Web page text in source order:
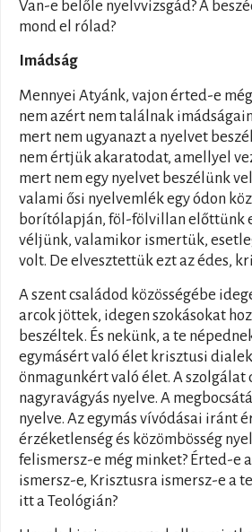
Van-e belőle nyelvvizsgád? A
mond el rólad?
Imádság
Mennyei Atyánk, vajon érted-e
nem azért nem találnak
mert nem ugyanazt a nyelvet
nem értjük akaratodat, amellyel
mert nem egy nyelvet beszélünk
valami ősi nyelvemlék egy ódon
borítólapján, föl-fölvillan előttünk
véljünk, valamikor ismertük,
volt. De elvesztettük ezt az édes,
A szent családod közösségébe
arcok jöttek, idegen szokásokat
beszéltek. És nekünk, a te
egymásért való élet krisztusi
önmagunkért való élet. A
nagyravágyás nyelve. A
nyelve. Az egymás vívódásai iránt
érzéketlenség és közömbösség
felismersz-e még minket? Érted-e
ismersz-e, Krisztusra ismersz-e a
itt a Teológián?